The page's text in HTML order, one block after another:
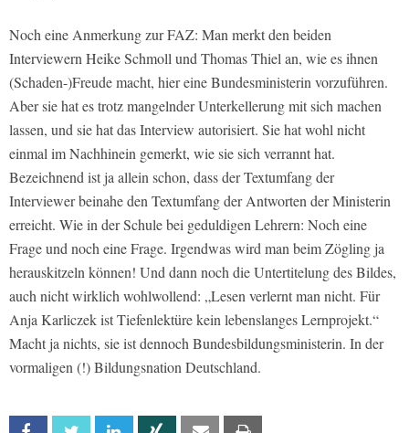
Noch eine Anmerkung zur FAZ: Man merkt den beiden
Interviewern Heike Schmoll und Thomas Thiel an, wie es ihnen
(Schaden-)Freude macht, hier eine Bundesministerin vorzuführen.
Aber sie hat es trotz mangelnder Unterkellerung mit sich machen
lassen, und sie hat das Interview autorisiert. Sie hat wohl nicht
einmal im Nachhinein gemerkt, wie sie sich verrannt hat.
Bezeichnend ist ja allein schon, dass der Textumfang der
Interviewer beinahe den Textumfang der Antworten der Ministerin
erreicht. Wie in der Schule bei geduldigen Lehrern: Noch eine
Frage und noch eine Frage. Irgendwas wird man beim Zögling ja
herauskitzeln können! Und dann noch die Untertitelung des Bildes,
auch nicht wirklich wohlwollend: „Lesen verlernt man nicht. Für
Anja Karliczek ist Tiefenlektüre kein lebenslanges Lernprojekt.“
Macht ja nichts, sie ist dennoch Bundesbildungsministerin. In der
vormaligen (!) Bildungsnation Deutschland.